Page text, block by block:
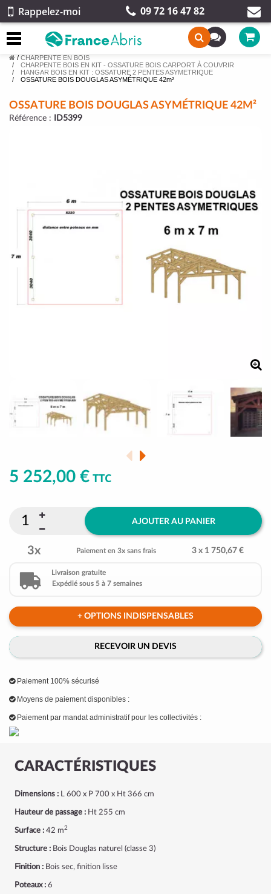
Rappelez-moi 09 72 16 47 82
/ CHARPENTE EN BOIS
CHARPENTE BOIS EN KIT - OSSATURE BOIS CARPORT À COUVRIR
HANGAR BOIS EN KIT : OSSATURE 2 PENTES ASYMETRIQUE
OSSATURE BOIS DOUGLAS ASYMÉTRIQUE 42m²
OSSATURE BOIS DOUGLAS ASYMÉTRIQUE 42M²
Référence : ID5399
CARACTÉRISTIQUES
Dimensions : L 600 x P 700 x Ht 366 cm
Hauteur de passage : Ht 255 cm
Surface : 42 m2
Structure : Bois Douglas naturel (classe 3)
Finition : Bois sec, finition lisse
Poteaux : 6
5 252,00 € TTC
AJOUTER AU PANIER
3x Paiement en 3x sans frais 3 x 1 750,67 €
Livraison gratuite
Expédié sous 5 à 7 semaines
+ OPTIONS INDISPENSABLES
RECEVOIR UN DEVIS
Paiement 100% sécurisé
Moyens de paiement disponibles :
Paiement par mandat administratif pour les collectivités :